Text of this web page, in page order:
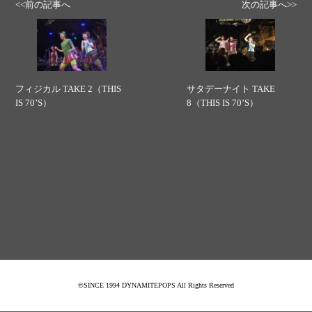
<<前の記事へ
フィジカル TAKE 2（THIS
IS 70’S）
次の記事へ>>
サタデーナイト TAKE
8（THIS IS 70’S）
©SINCE 1994 DYNAMITEPOPS All Rights Reserved